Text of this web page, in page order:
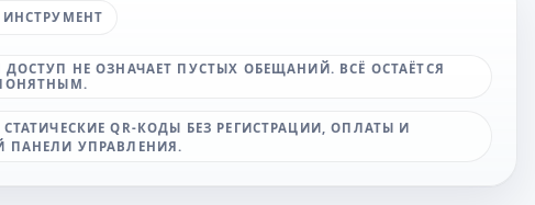
ИНСТРУМЕНТ
ДОСТУП НЕ ОЗНАЧАЕТ ПУСТЫХ ОБЕЩАНИЙ. ВСЁ ОСТАЁТСЯ
QR-КОДЫ БЕЗ РЕГИСТРАЦИИ, ОПЛАТЫ И
ПАНЕЛИ УПРАВЛЕНИЯ.